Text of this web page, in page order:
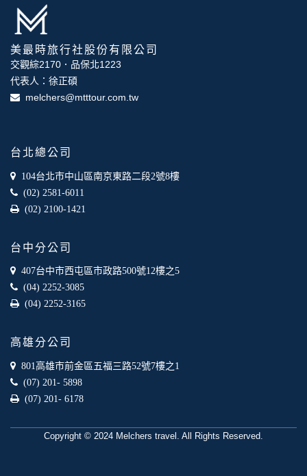
於一般瀏覽時，伺服器會自行記錄相關行徑，包括您使用連線
設備的 IP 位址、使用時間、使用的瀏覽器、瀏覽及點選資料記
錄等，做為我們增進網站服務的參考依據，此記錄為內部應
用，決不對外公布。
為提供精確的服務，我們會將收集的問卷調查內容進行統計與
分析，分析結果之統計數據或說明文字呈現，除供內部研究
人之資料。
在您於本網站註冊帳號、使用本網站相關產品、服務、活動或
贈獎時，本網站會收集您的個人識別資料，本網站也可以從商
業夥伴處取得個人資料。
身份證字號、電子郵件、出生日期、性別、行業等相關資料，
當您註冊成功，並登入使用我們的服務後，我們即取得您的資
號、電子郵件、出生日期、性別、行業等相關資料，當您註冊
成功，並登入使用我們的服務後，本網站即取得您的資料。
其他除了上述，會保留您在上網瀏覽或查詢時，伺服器自行產
生的相關記錄，包括您使用連線設備的 IP 位址、使用時間、使
用的瀏覽器、瀏覽及點選資料紀錄等。本網站會對個別連線者
的瀏覽器予以標示，歸納使用者瀏覽器在本網站內部所瀏覽的
將此項記錄和您對應。請您注意，在本網站網刊登廣告之廠
商，或與連結本網站，也可能蒐集您個人的資料。對於您主動
提供的個人資訊，這些廣告廠商、或連結網站有其個別的私權
保護政策，其資料處理措施不適用本網站隱私權保護政策，本
本網站將在事前或註冊登錄取得您的同意後，傳送商業性資料
本公司發送，也會在該資料或電子郵件上提供您能隨時停止接
美最時旅行社股份有限公司
交觀綜2170．品保北1223
代表人：徐正碩
melchers@mtttour.com.tw
台北總公司
104台北市中山區南京東路二段2號8樓
(02) 2581-6011
(02) 2100-1421
台中分公司
407台中市西屯區市政路500號12樓之5
(04) 2252-3085
(04) 2252-3165
高雄分公司
801高雄市前金區五福三路52號7樓之1
(07) 201- 5898
(07) 201- 6178
Copyright © 2024 Melchers travel. All Rights Reserved.